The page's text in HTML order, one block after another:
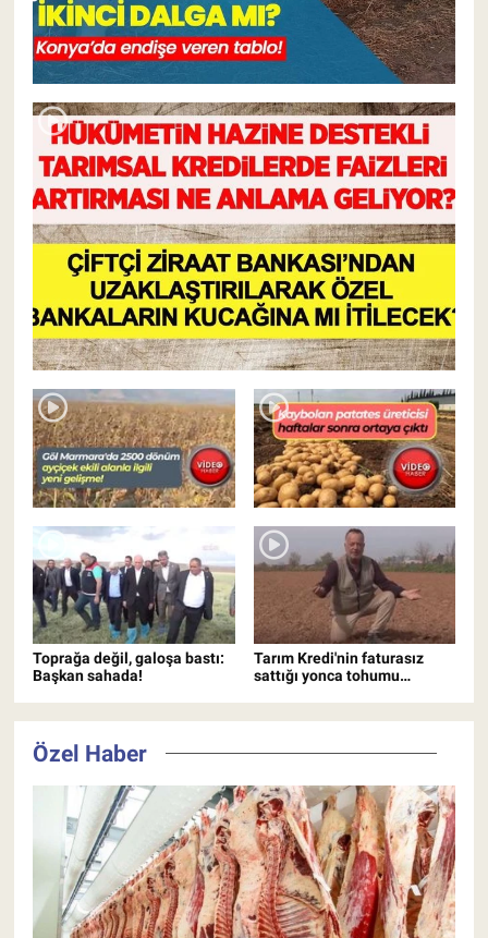
Toprağa değil, galoşa bastı:
Başkan sahada!
Tarım Kredi'nin faturasız
sattığı yonca tohumu
Özel Haber